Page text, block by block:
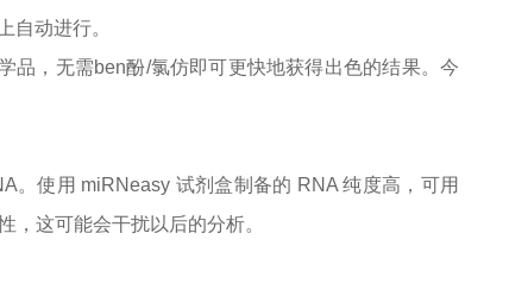
自动进行。
品，无需ben酚/氯仿即可更快地获得出色的结果。今
。使用 miRNeasy 试剂盒制备的 RNA 纯度高，可用
这可能会干扰以后的分析。